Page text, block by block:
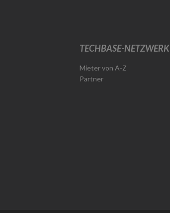
TECHBASE-NETZWERK
Mieter von A-Z
Partner